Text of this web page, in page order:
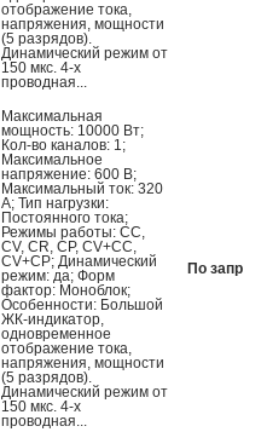
отображение тока,
напряжения, мощности
(5 разрядов).
Динамический режим от
150 мкс. 4-х
проводная...
Максимальная
мощность: 10000 Вт;
Кол-во каналов: 1;
Максимальное
напряжение: 600 В;
Максимальный ток: 320
А; Тип нагрузки:
Постоянного тока;
Режимы работы: CC,
CV, CR, CP, CV+CC,
CV+CP; Динамический
режим: да; Форм
фактор: Моноблок;
Особенности: Большой
ЖК-индикатор,
одновременное
отображение тока,
напряжения, мощности
(5 разрядов).
Динамический режим от
150 мкс. 4-х
проводная...
По